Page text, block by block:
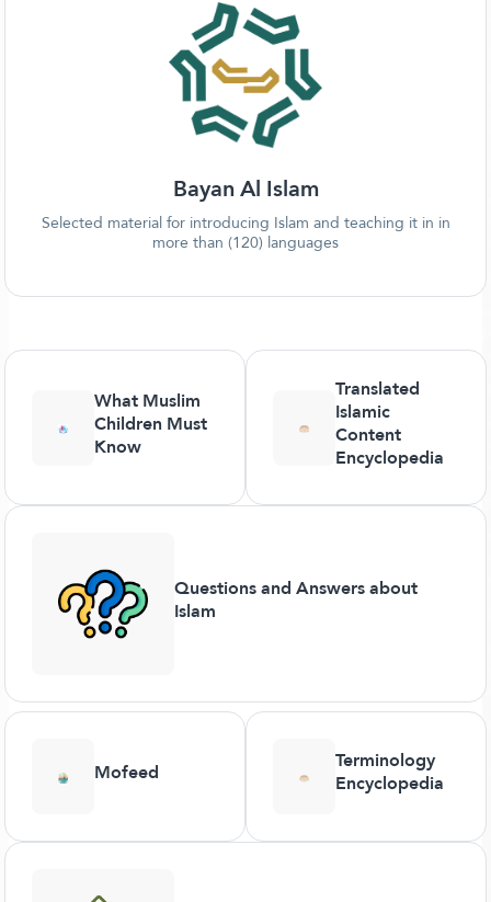
Bayan Al Islam
Selected material for introducing Islam and teaching it in in
more than (120) languages
What Muslim
Children Must
Know
Translated
Islamic
Content
Encyclopedia
Questions and Answers about
Islam
Mofeed Terminology
Encyclopedia